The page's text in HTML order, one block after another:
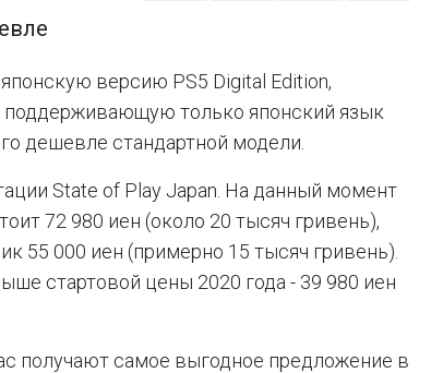
версию PS5 Digital Edition,
только японский язык
дешевле стандартной модели.
State of Play Japan. На данный момент
72 980 иен (около 20 тысяч гривень),
55 000 иен (примерно 15 тысяч гривень).
стартовой цены 2020 года - 39 980 иен
получают самое выгодное предложение в